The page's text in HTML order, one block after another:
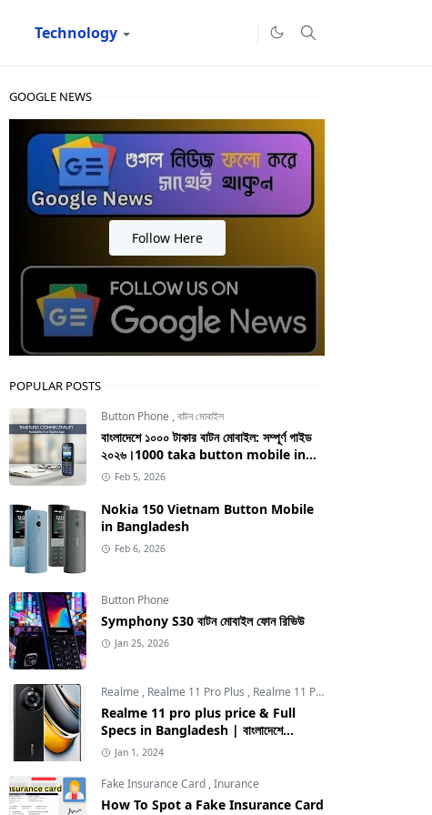
Technology
GOOGLE NEWS
Follow Here
POPULAR POSTS
Button Phone ,বাটন মোবাইল
বাংলাদেশে ১০০০ টাকার বাটন মোবাইল: সম্পূর্ণ গাইড
২০২৬।1000 taka button mobile in
bangladesh
Feb 5, 2026
Nokia 150 Vietnam Button Mobile
in Bangladesh
Feb 6, 2026
Button Phone
Symphony S30 বাটন মোবাইল ফোন রিভিউ
Jan 25, 2026
Realme , Realme 11 Pro Plus , Realme 11 Pro Plus price in Bangladesh
Realme 11 pro plus price & Full
Specs in Bangladesh | বাংলাদেশে
Realme 11 pro plus এর দাম
Jan 1, 2024
Fake Insurance Card ,Inurance
How To Spot a Fake Insurance Card